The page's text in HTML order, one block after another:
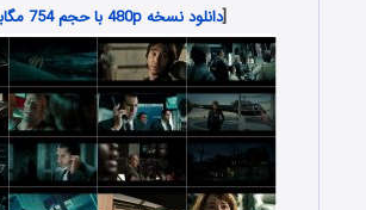
[دانلود نسخه 480p با حجم 754 مگابایت